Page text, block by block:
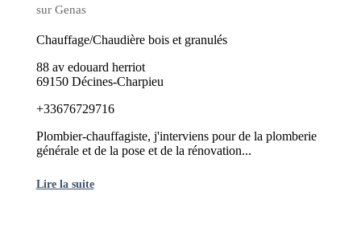
sur Genas
Chauffage/Chaudière bois et granulés
88 av edouard herriot
69150 Décines-Charpieu
+33676729716
Plombier-chauffagiste, j'interviens pour de la plomberie
générale et de la pose et de la rénovation...
Lire la suite